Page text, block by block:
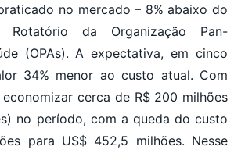
no mercado – 8% abaixo do
da Organização Pan-
(OPAs). A expectativa, em cinco
34% menor ao custo atual. Com
cerca de R$ 200 milhões
no período, com a queda do custo
para US$ 452,5 milhões. Nesse